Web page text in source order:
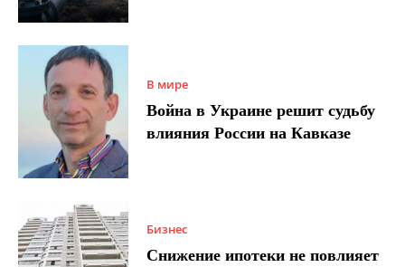
В мире
Война в Украине решит судьбу
влияния России на Кавказе
Бизнес
Снижение ипотеки не повлияет